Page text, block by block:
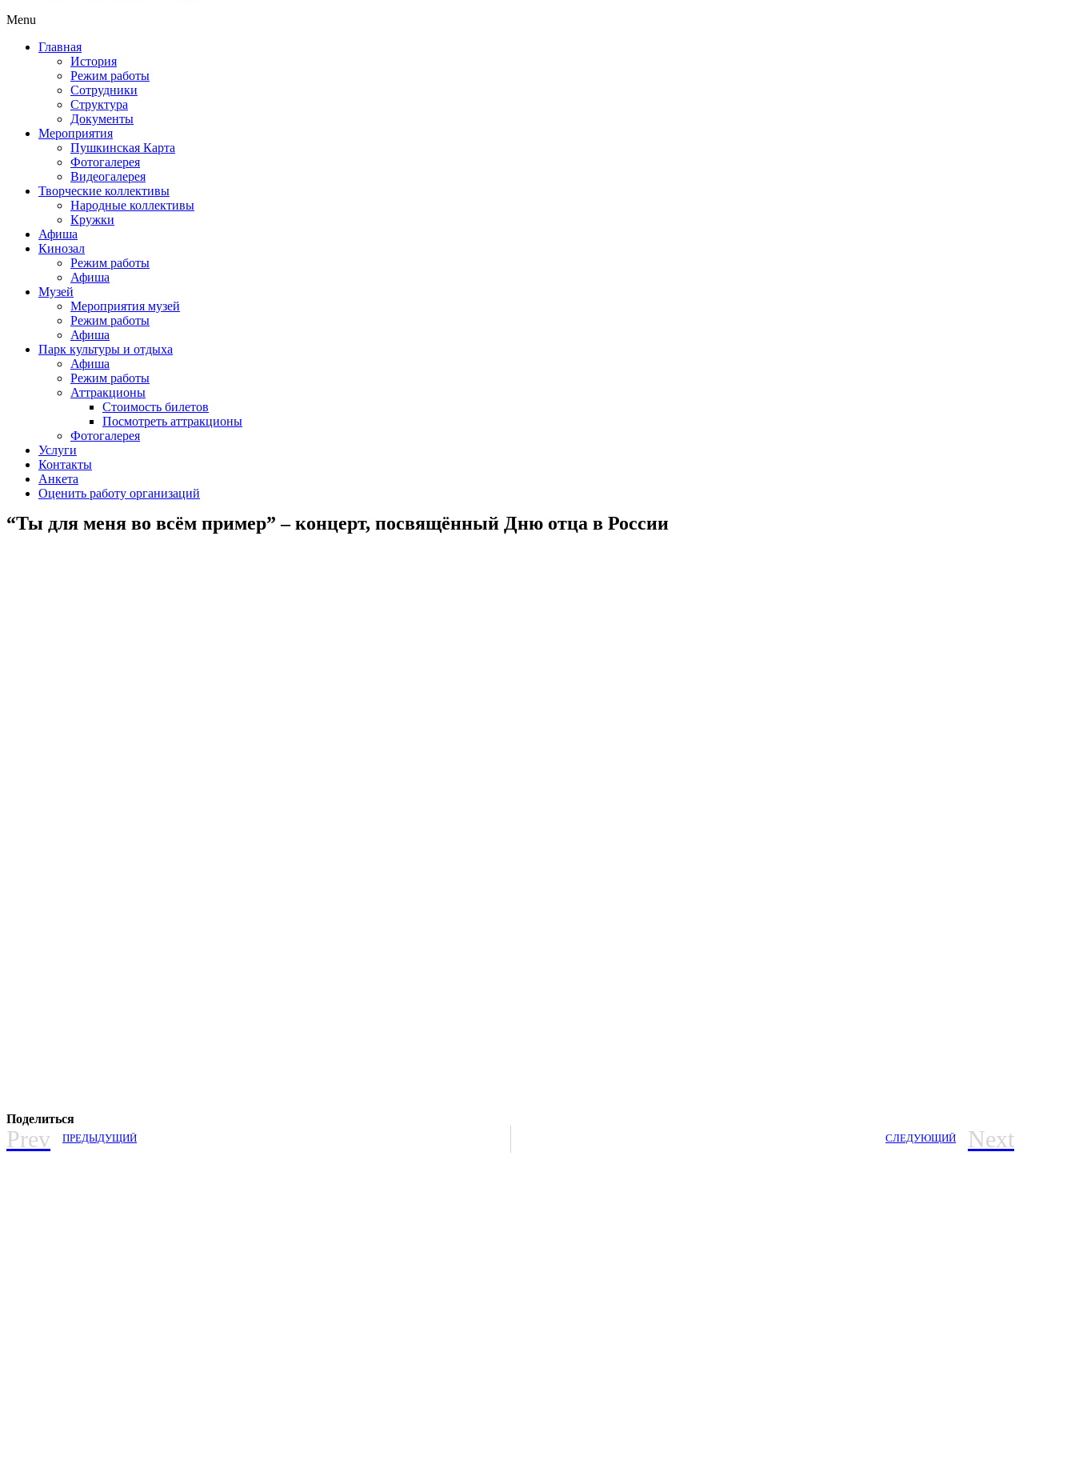
Menu
Главная
История
Режим работы
Сотрудники
Структура
Документы
Мероприятия
Пушкинская Карта
Фотогалерея
Видеогалерея
Творческие коллективы
Народные коллективы
Кружки
Афиша
Кинозал
Режим работы
Афиша
Музей
Мероприятия музей
Режим работы
Афиша
Парк культуры и отдыха
Афиша
Режим работы
Аттракционы
Стоимость билетов
Посмотреть аттракционы
Фотогалерея
Услуги
Контакты
Анкета
Оценить работу организаций
“Ты для меня во всём пример” – концерт, посвящённый Дню отца в России
Поделиться
Prev ПРЕДЫДУЩИЙ СЛЕДУЮЩИЙ Next